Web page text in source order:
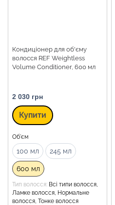
Кондиціонер для об'єму
волосся REF Weightless
Volume Conditioner, 600 мл
2 030 грн
Купити
Об'єм
100 мл 245 мл
600 мл
Тип волосся Всі типи волосся,
Ламке волосся, Нормальне
волосся, Тонке волосся